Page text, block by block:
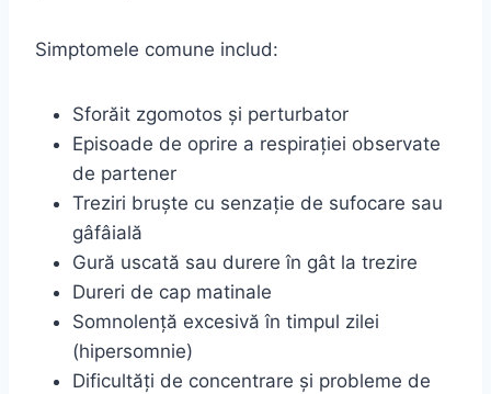
Simptomele comune includ:
Sforăit zgomotos și perturbator
Episoade de oprire a respirației observate
de partener
Treziri bruște cu senzație de sufocare sau
gâfâială
Gură uscată sau durere în gât la trezire
Dureri de cap matinale
Somnolență excesivă în timpul zilei
(hipersomnie)
Dificultăți de concentrare și probleme de